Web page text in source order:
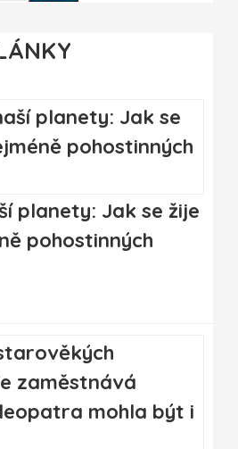
planety: Jak se žije
pohostinných